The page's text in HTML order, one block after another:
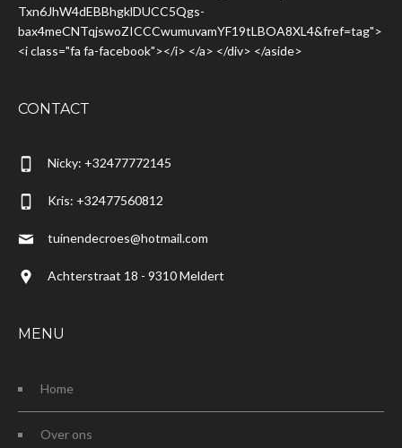
Txn6JhW4dEBBhgklDUCC5Qgs-
bax4meCNTqjswoZICCCwumuvamYF19tLBOA8XL4&fref=tag">
<i class="fa fa-facebook"></i> </a> </div> </aside>
CONTACT
Nicky: +32477772145
Kris: +32477560812
tuinendecroes@hotmail.com
Achterstraat 18 - 9310 Meldert
MENU
Home
Over ons